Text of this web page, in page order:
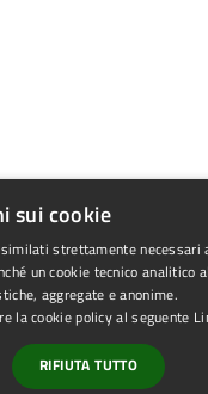
sui cookie
strettamente necessari
un cookie tecnico analitico
aggregate e anonime.
la cookie policy al seguente
RIFIUTA TUTTO